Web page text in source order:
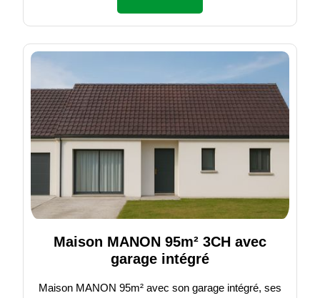
Maison MANON 95m² 3CH avec
garage intégré
Maison MANON 95m² avec son garage intégré, ses